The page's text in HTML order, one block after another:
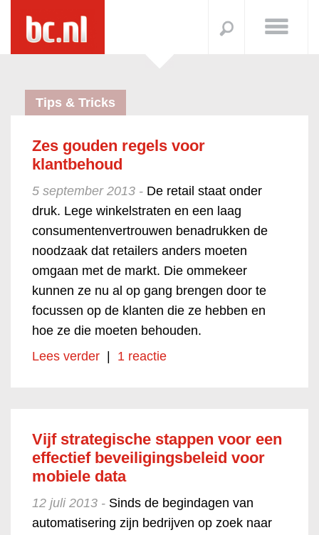
Tips & Tricks
Zes gouden regels voor
klantbehoud
5 september 2013 - De retail staat onder
druk. Lege winkelstraten en een laag
consumentenvertrouwen benadrukken de
noodzaak dat retailers anders moeten
omgaan met de markt. Die ommekeer
kunnen ze nu al op gang brengen door te
focussen op de klanten die ze hebben en
hoe ze die moeten behouden.
Lees verder
1 reactie
Vijf strategische stappen voor een
effectief beveiligingsbeleid voor
mobiele data
12 juli 2013 - Sinds de begindagen van
automatisering zijn bedrijven op zoek naar